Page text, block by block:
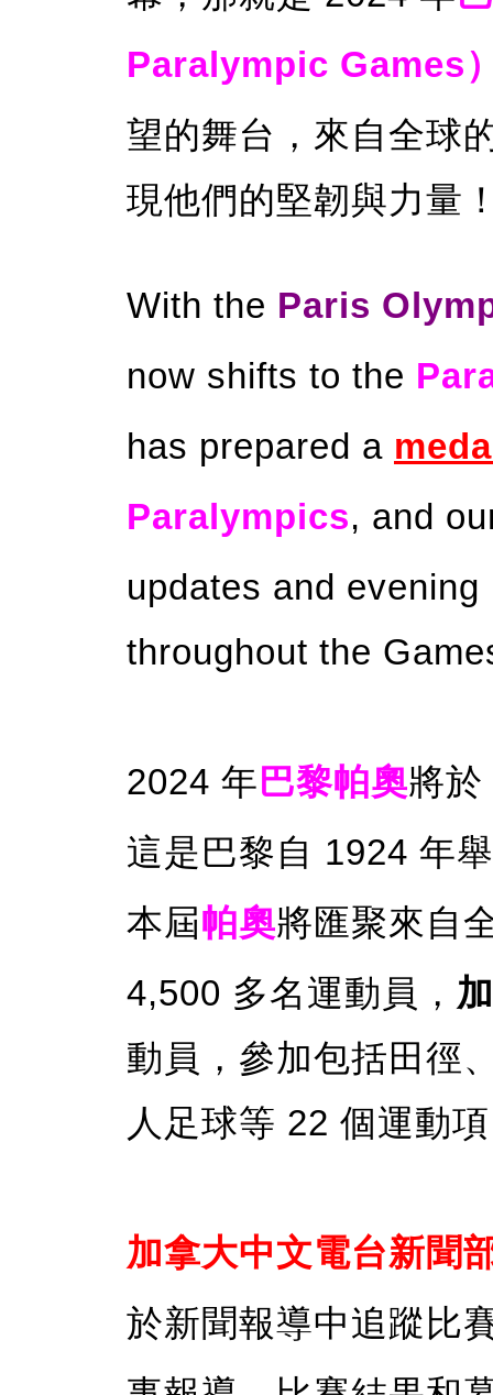
Paralympic Games
望的舞台，來自全球
現他們的堅韌與力量
With the Paris
now shifts to the
has prepared a
Paralympics, and
updates and
throughout the
2024 年 巴黎帕奧將
這是巴黎自 1924 年
本屆帕奧將匯聚來自
4,500 多名運動員，
動員，參加包括田徑
人足球等 22 個運動
加拿大中文電台新聞
於新聞報導中追蹤比